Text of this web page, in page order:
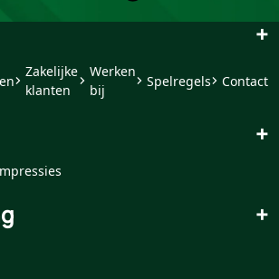
+
Zakelijke
klanten
Werken
bij
Spelregels Contact
+
+